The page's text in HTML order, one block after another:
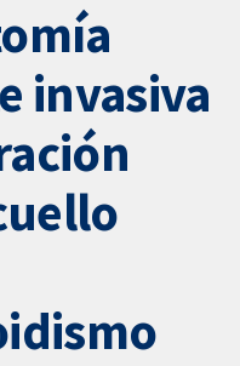
invasiva